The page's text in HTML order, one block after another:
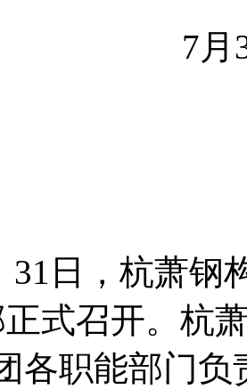
7月
31日，杭萧钢
式召开。杭
各职能部门